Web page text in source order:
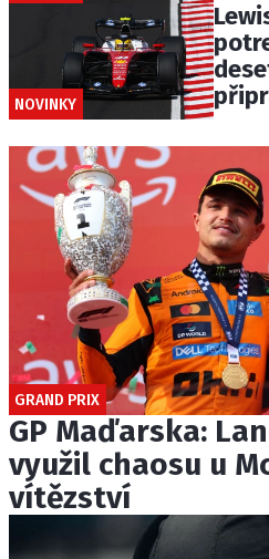
NOVINKY
GRAND PRIX
GP Maďarska:
využil chaosu u
vítězství